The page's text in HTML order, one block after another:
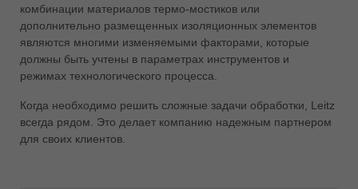
tiếng việt
中国
中文
ประเทศไทย
ไทย
Україна
комбинации материалов термо-мостиков или
дополнительно размещенных изоляционных элементов
являются многими изменяемыми факторами, которые
должны быть учтены в параметрах инструментов и
режимах технологического процесса.
Когда необходимо решить сложные задачи обработки, Leitz
всегда рядом. Это делает компанию надежным партнером
для своих клиентов.